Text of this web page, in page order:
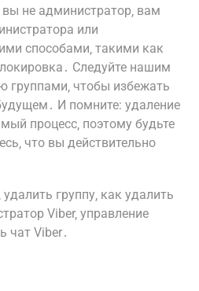
не администратор‚ вам
или
способами‚ такими как
Следуйте нашим
группами‚ чтобы избежать
И помните: удаление
процесс‚ поэтому будьте
что вы действительно
группу‚ как удалить
Viber‚ управление
чат Viber․